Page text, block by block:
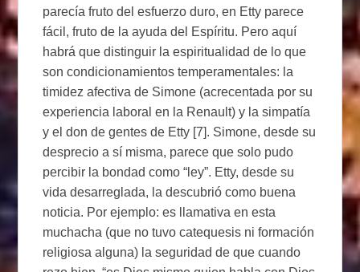
parecía fruto del esfuerzo duro, en Etty parece
fácil, fruto de la ayuda del Espíritu. Pero aquí
habrá que distinguir la espiritualidad de lo que
son condicionamientos temperamentales: la
timidez afectiva de Simone (acrecentada por su
experiencia laboral en la Renault) y la simpatía
y el don de gentes de Etty [7]. Simone, desde su
desprecio a sí misma, parece que solo pudo
percibir la bondad como “ley”. Etty, desde su
vida desarreglada, la descubrió como buena
noticia. Por ejemplo: es llamativa en esta
muchacha (que no tuvo catequesis ni formación
religiosa alguna) la seguridad de que cuando